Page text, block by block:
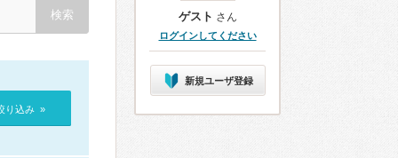
り込み »
ゲスト さん
ログインしてください
新規ユーザ登録